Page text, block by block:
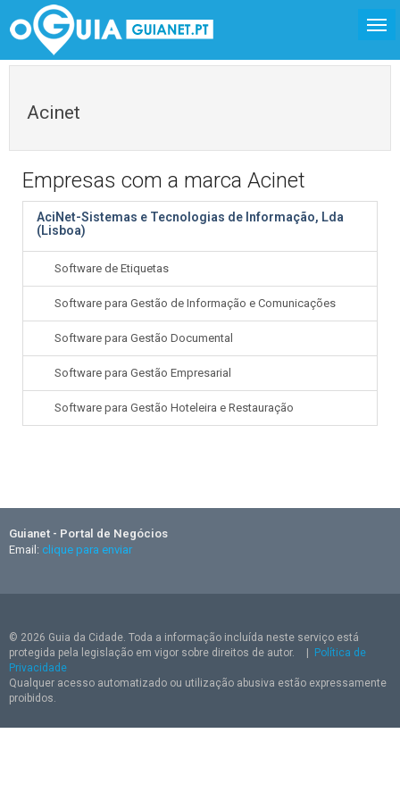
Acinet
Empresas com a marca Acinet
AciNet-Sistemas e Tecnologias de Informação, Lda
(Lisboa)
Software de Etiquetas
Software para Gestão de Informação e Comunicações
Software para Gestão Documental
Software para Gestão Empresarial
Software para Gestão Hoteleira e Restauração
Guianet - Portal de Negócios
Email: clique para enviar
© 2026 Guia da Cidade. Toda a informação incluída neste serviço está
protegida pela legislação em vigor sobre direitos de autor.
Política de
Privacidade
Qualquer acesso automatizado ou utilização abusiva estão expressamente
proibidos.